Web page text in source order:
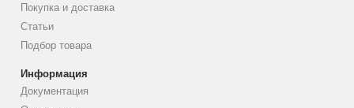
Покупка и доставка
Статьи
Подбор товара
Информация
Документация